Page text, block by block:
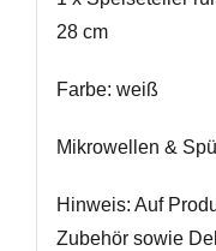
28 cm
Farbe: weiß
Mikrowellen &
Hinweis: Auf
Zubehör sowie